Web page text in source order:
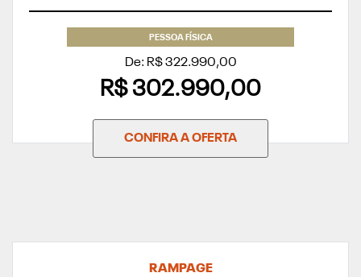
PESSOA FÍSICA
De: R$ 322.990,00
R$ 302.990,00
CONFIRA A OFERTA
RAMPAGE